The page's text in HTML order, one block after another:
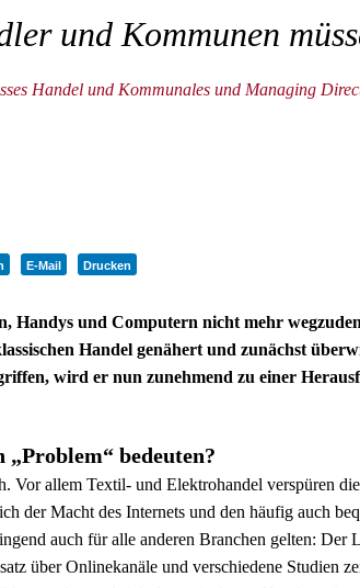
und Kommunen
Handel und Kommunales und Managing
E-Mail Drucken
Handys und Computern nicht mehr
Handel genähert und zunächst
wird er nun zunehmend zu einer
bedeuten?
Vor allem Textil- und Elektrohandel verspüren
der Macht des Internets und den häufig auch
auch für alle anderen Branchen gelten: Der
über Onlinekanäle und verschiedene Studien